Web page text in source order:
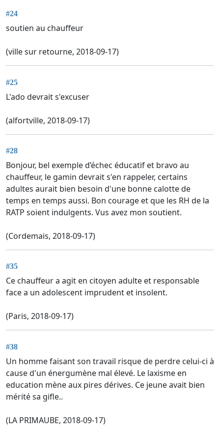
#24
soutien au chauffeur
(ville sur retourne, 2018-09-17)
#25
L'ado devrait s'excuser
(alfortville, 2018-09-17)
#28
Bonjour, bel exemple d’échec éducatif et bravo au
chauffeur, le gamin devrait s'en rappeler, certains
adultes aurait bien besoin d'une bonne calotte de
temps en temps aussi. Bon courage et que les RH de la
RATP soient indulgents. Vus avez mon soutient.
(Cordemais, 2018-09-17)
#35
Ce chauffeur a agit en citoyen adulte et responsable
face a un adolescent imprudent et insolent.
(Paris, 2018-09-17)
#38
Un homme faisant son travail risque de perdre celui-ci à
cause d'un énergumène mal élevé. Le laxisme en
education mène aux pires dérives. Ce jeune avait bien
mérité sa gifle..
(LA PRIMAUBE, 2018-09-17)